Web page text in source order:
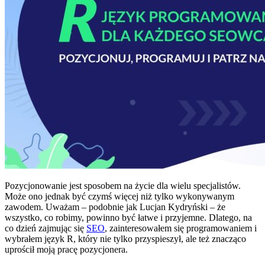
Pozycjonowanie jest sposobem na życie dla wielu specjalistów.
Może ono jednak być czymś więcej niż tylko wykonywanym
zawodem. Uważam – podobnie jak Lucjan Kydryński – że
wszystko, co robimy, powinno być łatwe i przyjemne. Dlatego, na
co dzień zajmując się SEO, zainteresowałem się programowaniem i
wybrałem język R, który nie tylko przyspieszył, ale też znacząco
uprościł moją pracę pozycjonera.